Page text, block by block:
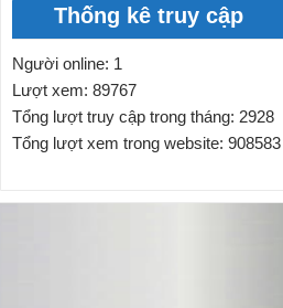
Thống kê truy cập
Người online: 1
Lượt xem: 89767
Tổng lượt truy cập trong tháng: 2928
Tổng lượt xem trong website: 908583